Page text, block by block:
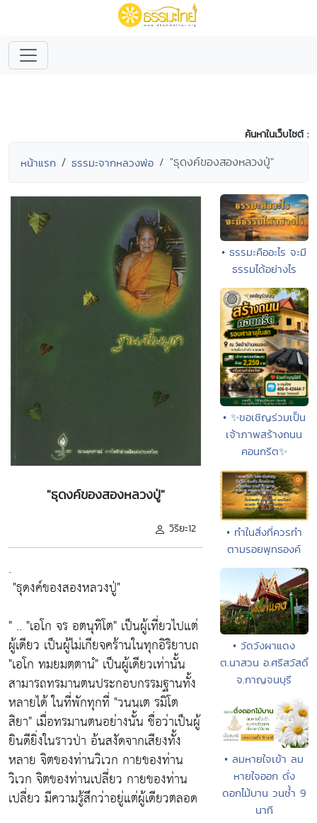
ค้นหาในเว็บไซต์ :
หน้าแรก ธรรมะจากหลวงพ่อ "ธุดงค์ของสองหลวงปู่"
"ธุดงค์ของสองหลวงปู่"
วิริยะ12
.
"ธุดงค์ของสองหลวงปู่"
" .. "เอโก จร อตนุทิโต" เป็นผู้เที่ยวไปแต่
ผู้เดียว เป็นผู้ไม่เกียจคร้านในทุกอิริยาบถ
"เอโก ทมยมตฺตานํ" เป็นผู้เดียวเท่านั้น
สามารถทรมานตนประกอบกรรมฐานทั้ง
หลายได้ ในที่พักทุกที่ "วนนฺเต รมิโต
สิยา" เมื่อทรมานตนอย่างนั้น ชื่อว่าเป็นผู้
ยินดียิ่งในราวป่า อ้นสงัดจากเสียงทั้ง
หลาย จิตของท่านวิเวก กายของท่าน
วิเวก จิตของท่านเปลี่ยว กายของท่าน
เปลี่ยว มีความรู้สึกว่าอยู่แต่ผู้เดียวตลอด
• ธรรมะคืออะไร จะมี
ธรรมได้อย่างไร
• ✨ขอเชิญร่วมเป็น
เจ้าภาพสร้างถนน
คอนกรีต✨
• ทำในสิ่งที่ควรทำ
ตามรอยพุทธองค์
• วัดวังผาแดง
ต.นาสวน อ.ศรีสวัสดิ์
จ.กาญจนบุรี
• ลมหายใจเข้า ลม
หายใจออก ดั่ง
ดอกไม้บาน วนซ้ำ 9
นาที